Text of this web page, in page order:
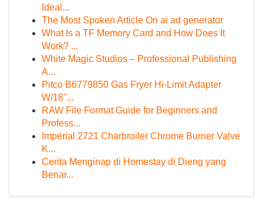
Ideal...
The Most Spoken Article On ai ad generator
What Is a TF Memory Card and How Does It
Work? ...
White Magic Studios – Professional Publishing
A...
Pitco B6779850 Gas Fryer Hi-Limit Adapter
W/18"...
RAW File Format Guide for Beginners and
Profess...
Imperial 2721 Charbroiler Chrome Burner Valve
K...
Cerita Menginap di Homestay di Dieng yang
Benar...